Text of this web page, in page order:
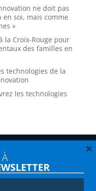
ne doit pas
soi, mais comme
»
la Croix-Rouge pour
des familles en
technologies de la
les technologies
×